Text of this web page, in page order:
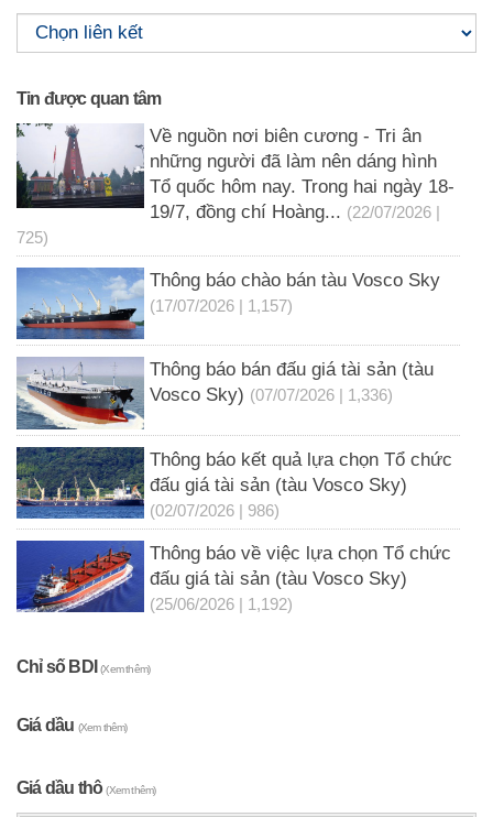
Tin được quan tâm
Về nguồn nơi biên cương - Tri ân
những người đã làm nên dáng hình
Tổ quốc hôm nay. Trong hai ngày 18-
19/7, đồng chí Hoàng... (22/07/2026 |
725)
Thông báo chào bán tàu Vosco Sky
(17/07/2026 | 1,157)
Thông báo bán đấu giá tài sản (tàu
Vosco Sky) (07/07/2026 | 1,336)
Thông báo kết quả lựa chọn Tổ chức
đấu giá tài sản (tàu Vosco Sky)
(02/07/2026 | 986)
Thông báo về việc lựa chọn Tổ chức
đấu giá tài sản (tàu Vosco Sky)
(25/06/2026 | 1,192)
Chỉ số BDI(Xem thêm)
Giá dầu (Xem thêm)
Giá dầu thô(Xem thêm)